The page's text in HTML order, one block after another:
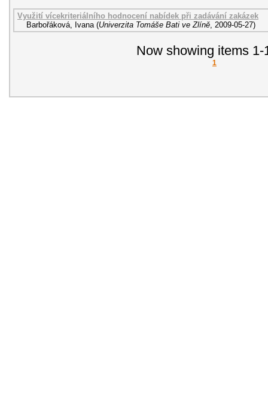
Využití vícekriteriálního hodnocení nabídek při zadávání zakázek
Barbořáková, Ivana (Univerzita Tomáše Bati ve Zlíně 2009-05-27)
Now showing items 1-
1